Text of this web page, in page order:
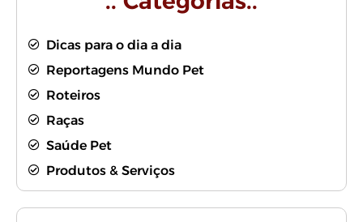
Dicas para o dia a dia
Reportagens Mundo Pet
Roteiros
Raças
Saúde Pet
Produtos & Serviços